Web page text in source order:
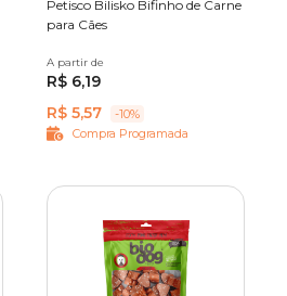
Petisco Bilisko Bifinho de Carne
para Cães
65g 800 g
A partir de
R$ 6,19
R$ 5,57
-10%
Compra Programada